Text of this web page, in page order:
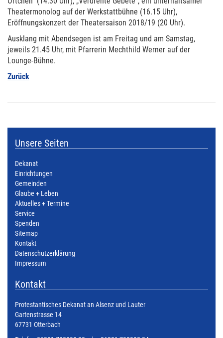
Theatermonolog auf der Werkstattbühne (16.15 Uhr),
Eröffnungskonzert der Theatersaison 2018/19 (20 Uhr).
Ausklang mit Abendsegen ist am Freitag und am Samstag,
jeweils 21.45 Uhr, mit Pfarrerin Mechthild Werner auf der
Lounge-Bühne.
Zurück
Unsere Seiten
Dekanat
Einrichtungen
Gemeinden
Glaube + Leben
Aktuelles + Termine
Service
Spenden
Sitemap
Kontakt
Datenschutzerklärung
Impressum
Kontakt
Protestantisches Dekanat an Alsenz und Lauter
Gartenstrasse 14
67731 Otterbach